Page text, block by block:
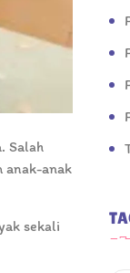
Salah
anak-anak
sekali